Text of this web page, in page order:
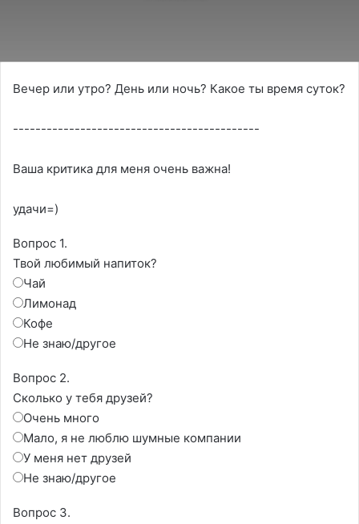
Вечер или утро? День или ночь? Какое ты время суток?
--------------------------------------------
Ваша критика для меня очень важна!
удачи=)
Вопрос 1.
Твой любимый напиток?
Чай
Лимонад
Кофе
Не знаю/другое
Вопрос 2.
Сколько у тебя друзей?
Очень много
Мало, я не люблю шумные компании
У меня нет друзей
Не знаю/другое
Вопрос 3.